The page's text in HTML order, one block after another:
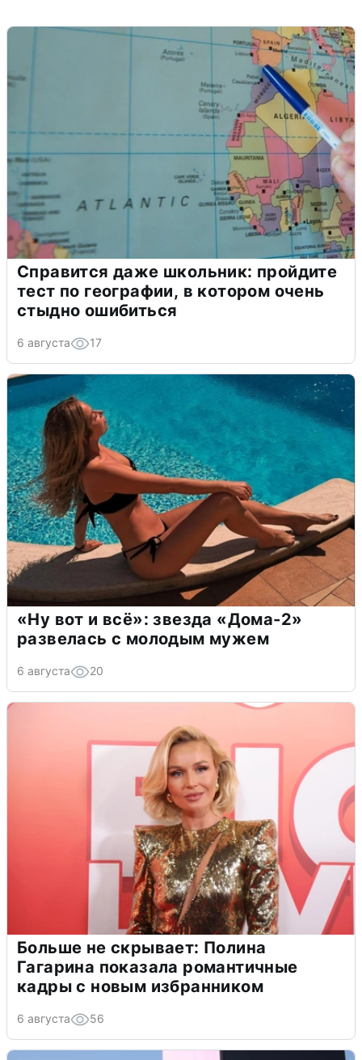
Справится даже школьник: пройдите
тест по географии, в котором очень
стыдно ошибиться
6 августа 17
«Ну вот и всё»: звезда «Дома-2»
развелась с молодым мужем
6 августа 20
Больше не скрывает: Полина
Гагарина показала романтичные
кадры с новым избранником
6 августа 56